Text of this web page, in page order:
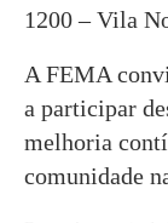
1200 – Vila
A FEMA
a participar
melhoria
comunidade